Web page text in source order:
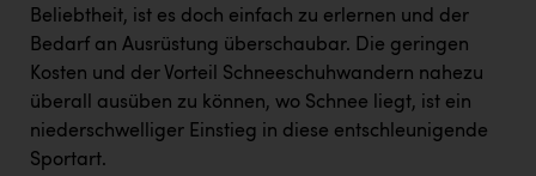
Ruderclub Wels
SCRI - Salzburg Cancer Research Institute
SCHMACHTL GmbH
Schwingshandl - automation technology gmbh
Beliebtheit, ist es doch einfach zu erlernen und der
Bedarf an Ausrüstung überschaubar. Die geringen
Kosten und der Vorteil Schneeschuhwandern nahezu
überall ausüben zu können, wo Schnee liegt, ist ein
niederschwelliger Einstieg in diese entschleunigende
Sportart.